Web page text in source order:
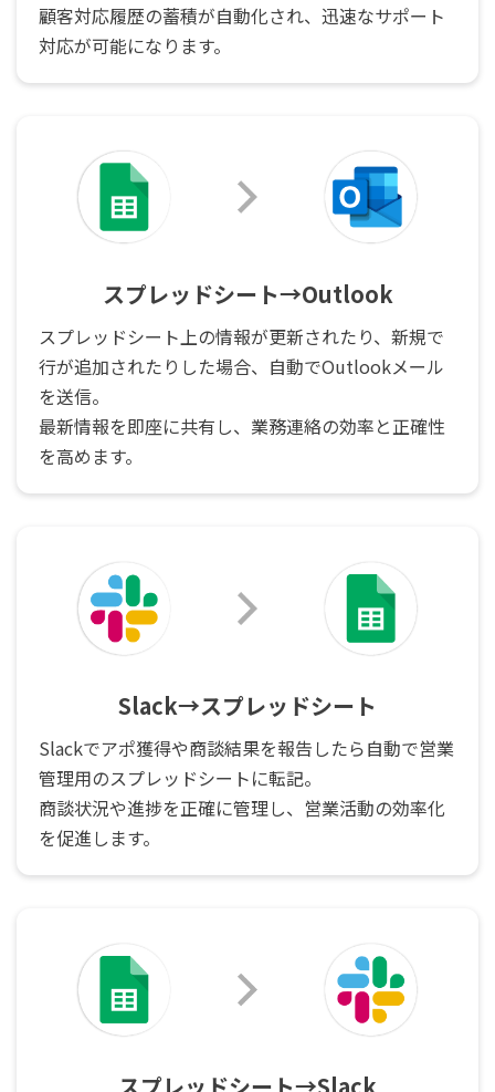
顧客対応履歴の蓄積が自動化され、迅速なサポート
対応が可能になります。
スプレッドシート→Outlook
スプレッドシート上の情報が更新されたり、新規で
行が追加されたりした場合、自動でOutlookメール
を送信。
最新情報を即座に共有し、業務連絡の効率と正確性
を高めます。
Slack→スプレッドシート
Slackでアポ獲得や商談結果を報告したら自動で営業
管理用のスプレッドシートに転記。
商談状況や進捗を正確に管理し、営業活動の効率化
を促進します。